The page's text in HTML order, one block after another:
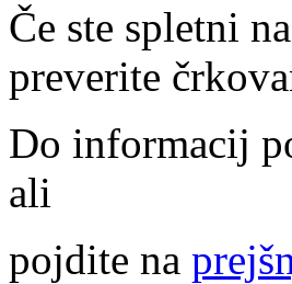
Če ste spletni
preverite
Do informacij
ali
pojdite na